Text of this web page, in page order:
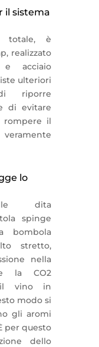
il sistema
totale, è
realizzato
acciaio
ulteriori
riporre
di evitare
rompere il
lo
dita
spinge
bombola
stretto,
nella
la CO2
il vino in
modo si
gli aromi
per questo
dello